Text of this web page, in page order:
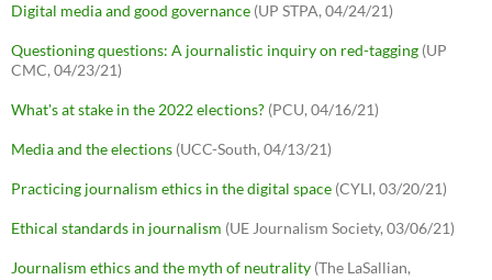
Digital media and good governance (UP STPA, 04/24/21)
Questioning questions: A journalistic inquiry on red-tagging (UP
CMC, 04/23/21)
What's at stake in the 2022 elections? (PCU, 04/16/21)
Media and the elections (UCC-South, 04/13/21)
Practicing journalism ethics in the digital space (CYLI, 03/20/21)
Ethical standards in journalism (UE Journalism Society, 03/06/21)
Journalism ethics and the myth of neutrality (The LaSallian,